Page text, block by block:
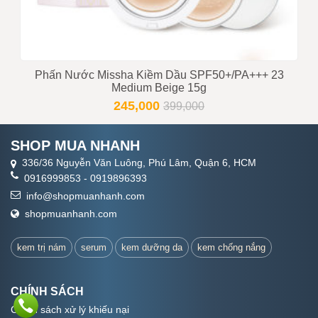
Phấn Nước Missha Kiềm Dầu SPF50+/PA+++ 23
Medium Beige 15g
245,000 399,000
SHOP MUA NHANH
336/36 Nguyễn Văn Luông, Phú Lâm, Quận 6, HCM
0916999853 - 0919896393
info@shopmuanhanh.com
shopmuanhanh.com
kem trị nám serum kem dưỡng da kem chống nắng
CHÍNH SÁCH
Chính sách xử lý khiếu nại